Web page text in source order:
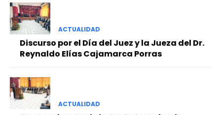
ACTUALIDAD
Discurso por el Día del Juez y la Jueza del Dr.
Reynaldo Elías Cajamarca Porras
ACTUALIDAD